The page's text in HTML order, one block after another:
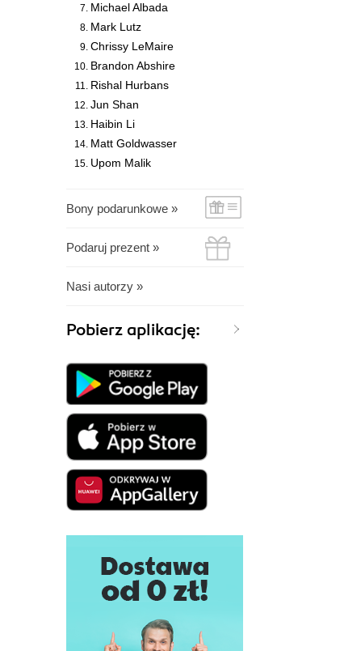
Michael Albada
Mark Lutz
Chrissy LeMaire
Brandon Abshire
Rishal Hurbans
Jun Shan
Haibin Li
Matt Goldwasser
Upom Malik
Bony podarunkowe »
Podaruj prezent »
Nasi autorzy »
Pobierz aplikację: